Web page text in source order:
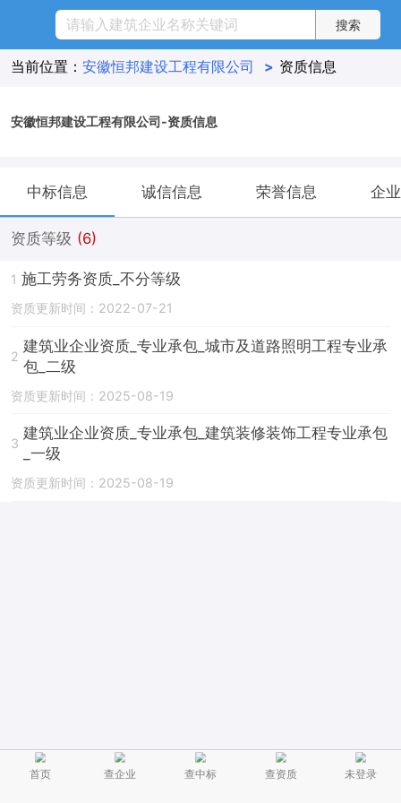
当前位置： 安徽恒邦建设工程有限公司 > 资质信息
安徽恒邦建设工程有限公司-资质信息
中标信息 诚信信息 荣誉信息 企
资质等级 (6)
1 施工劳务资质_不分等级
资质更新时间：2022-07-21
2
建筑业企业资质_专业承包_城市及道路照明工程专业承
包_二级
资质更新时间：2025-08-19
3
建筑业企业资质_专业承包_建筑装修装饰工程专业承包
_一级
资质更新时间：2025-08-19
首页 查企业 查中标 查资质 未登录